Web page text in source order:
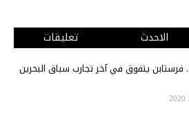
الاحدث تعليقات
1".. فرستابن يتفوق في آخر تجارب سباق البحرين